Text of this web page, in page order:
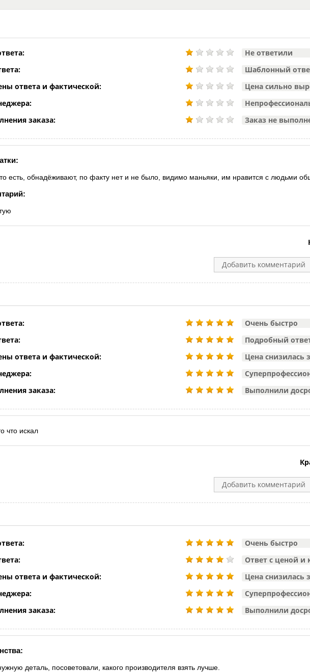
Не ответили
Шаблонный
ответа и фактической:
Цена сильно
заказа:
Заказ не
есть, обнадёживают, по факту нет и не было, видимо маньяки, им нравится с людьми
Добавить комментарий
Очень быстро
Подробный
ответа и фактической:
Цена снизилась
заказа:
Выполнили
что искал
Добавить комментарий
Очень быстро
Ответ с ценой
ответа и фактической:
Цена снизилась
заказа:
Выполнили
деталь, посоветовали, какого производителя взять лучше.